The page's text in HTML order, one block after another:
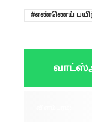
எண்ணெய்